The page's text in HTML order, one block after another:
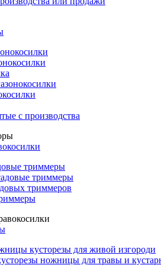
с производства
триммеры
триммеры
триммеров
кусторезы для живой изгороди
ножницы для травы и